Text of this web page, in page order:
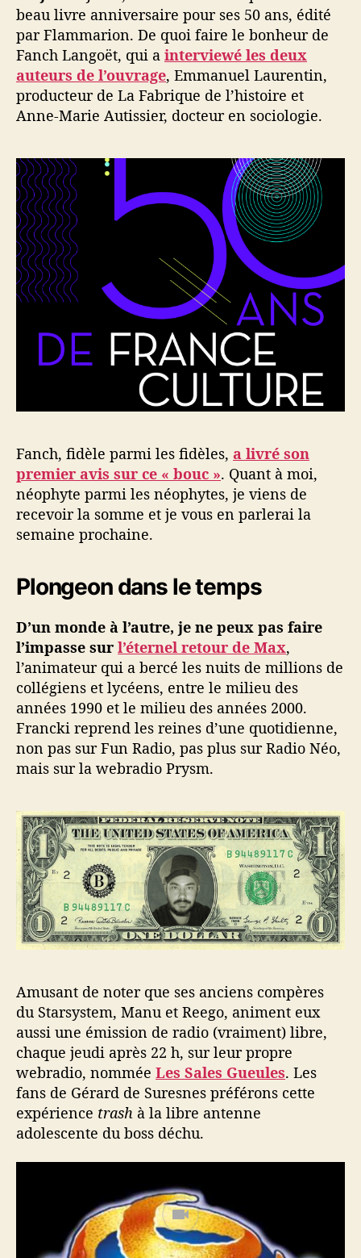
beau livre anniversaire pour ses 50 ans, édité
par Flammarion. De quoi faire le bonheur de
Fanch Langoët, qui a interviewé les deux
auteurs de l’ouvrage, Emmanuel Laurentin,
producteur de La Fabrique de l’histoire et
Anne-Marie Autissier, docteur en sociologie.
Fanch, fidèle parmi les fidèles, a livré son
premier avis sur ce « bouc ». Quant à moi,
néophyte parmi les néophytes, je viens de
recevoir la somme et je vous en parlerai la
semaine prochaine.
Plongeon dans le temps
D’un monde à l’autre, je ne peux pas faire
l’impasse sur l’éternel retour de Max,
l’animateur qui a bercé les nuits de millions de
collégiens et lycéens, entre le milieu des
années 1990 et le milieu des années 2000.
Francki reprend les reines d’une quotidienne,
non pas sur Fun Radio, pas plus sur Radio Néo,
mais sur la webradio Prysm.
Amusant de noter que ses anciens compères
du Starsystem, Manu et Reego, animent eux
aussi une émission de radio (vraiment) libre,
chaque jeudi après 22 h, sur leur propre
webradio, nommée Les Sales Gueules. Les
fans de Gérard de Suresnes préférons cette
expérience trash à la libre antenne
adolescente du boss déchu.